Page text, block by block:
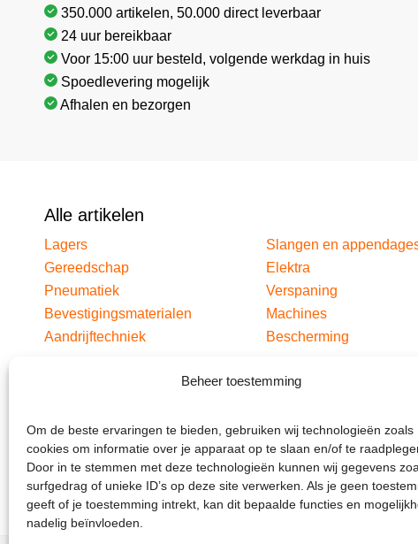
Beheer toestemming
Om de beste ervaringen te bieden, gebruiken wij technologieën zoals
cookies om informatie over je apparaat op te slaan en/of te
Door in te stemmen met deze technologieën kunnen wij gegevens
surfgedrag of unieke ID’s op deze site verwerken. Als je geen
geeft of je toestemming intrekt, kan dit bepaalde functies en
nadelig beïnvloeden.
350.000 artikelen, 50.000 direct leverbaar
24 uur bereikbaar
Voor 15:00 uur besteld, volgende werkdag in huis
Spoedlevering mogelijk
Afhalen en bezorgen
Alle artikelen
Lagers
Gereedschap
Pneumatiek
Bevestigingsmaterialen
Aandrijftechniek
Slangen en
Elektra
Verspaning
Machines
Bescherming